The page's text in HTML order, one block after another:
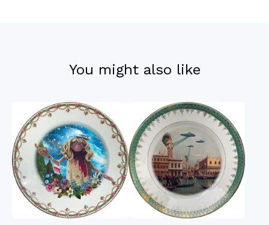
You might also like